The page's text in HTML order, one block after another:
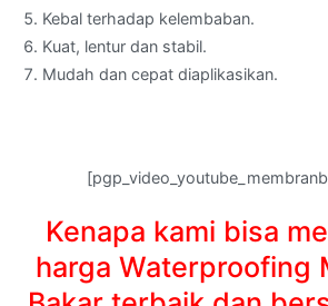
Kebal terhadap kelembaban.
Kuat, lentur dan stabil.
Mudah dan cepat diaplikasikan.
Kenapa kami bisa
harga Waterproofing